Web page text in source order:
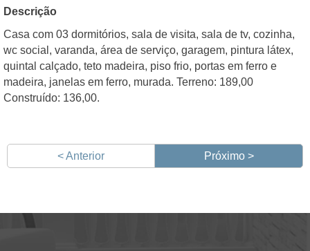
Descrição
Casa com 03 dormitórios, sala de visita, sala de tv, cozinha,
wc social, varanda, área de serviço, garagem, pintura látex,
quintal calçado, teto madeira, piso frio, portas em ferro e
madeira, janelas em ferro, murada. Terreno: 189,00
Construído: 136,00.
< Anterior Próximo >